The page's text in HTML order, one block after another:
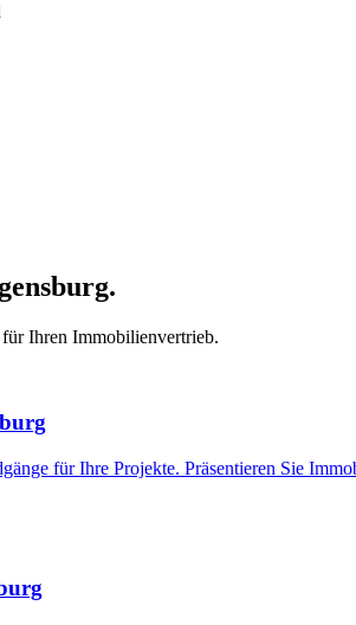
Ihren Immobilienvertrieb.
für Ihre Projekte. Präsentieren Sie